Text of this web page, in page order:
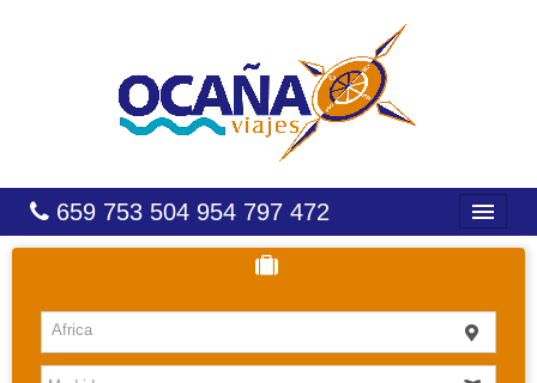
659 753 504 954 797 472
HOTELES
COSTAS
Africa